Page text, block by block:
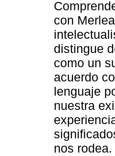
con
distingue
como un
acuerdo
lenguaje
nuestra
nos rodea.